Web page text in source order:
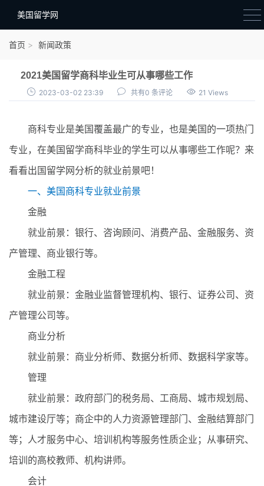
美国留学网
院校选择
材料准备
留学生活
首页 新闻政策
2021美国留学商科毕业生可从事哪些工作
2023-03-02 23:39 共有0 条评论 21 Views
商科专业是美国覆盖最广的专业，也是美国的一项热门
专业，在美国留学商科毕业的学生可以从事哪些工作呢？来
看看出国留学网分析的就业前景吧！
一、美国商科专业就业前景
金融
就业前景：银行、咨询顾问、消费产品、金融服务、资
产管理、商业银行等。
金融工程
就业前景：金融业监督管理机构、银行、证券公司、资
产管理公司等。
商业分析
就业前景：商业分析师、数据分析师、数据科学家等。
管理
就业前景：政府部门的税务局、工商局、城市规划局、
城市建设厅等；商企中的人力资源管理部门、金融结算部门
等；人才服务中心、培训机构等服务性质企业；从事研究、
培训的高校教师、机构讲师。
会计